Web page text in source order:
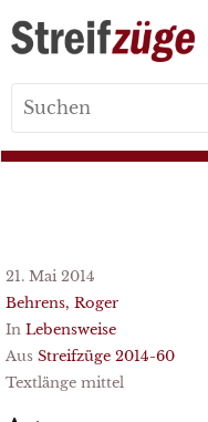
for:
21. Mai 2014
Behrens, Roger
In Lebensweise
Aus Streifzüge 2014-60
Textlänge mittel